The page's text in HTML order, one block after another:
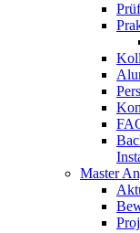
Master